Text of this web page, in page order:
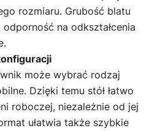
rozmiaru. Grubość blatu
na odkształcenia
może wybrać rodzaj
Dzięki temu stół łatwo
roboczej, niezależnie od jej
ułatwia także szybkie